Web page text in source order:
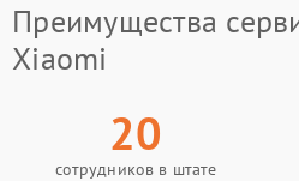
Преимущества
Xiaomi
20
сотрудников в штате